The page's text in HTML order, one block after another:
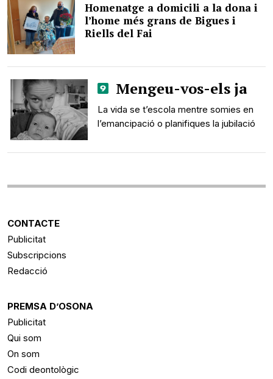
Homenatge a domicili a la dona i
l’home més grans de Bigues i
Riells del Fai
Mengeu-vos-els ja
La vida se t’escola mentre somies en
l’emancipació o planifiques la jubilació
CONTACTE
Publicitat
Subscripcions
Redacció
PREMSA D’OSONA
Publicitat
Qui som
On som
Codi deontològic